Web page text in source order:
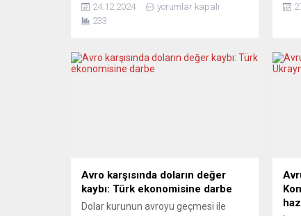
Hessen’de bu yılın başında kurulan
CDU-SPD koalisyon hükümetinin
görevinden ayrılan ve kısa süre içinde
üyesi olduğu Yeşiller Partisi’nin eyalet
24.12.2024
yorumlar kapalı
233
Avro karşısında doların değer
kaybı: Türk ekonomisine darbe
Dolar kurunun avroyu geçmesi ile